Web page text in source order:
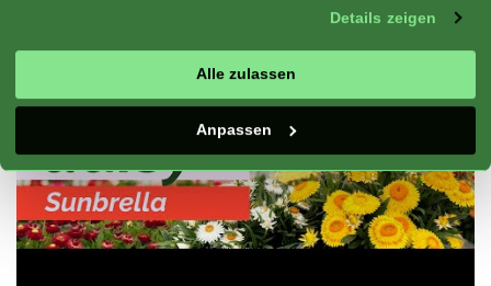
Details zeigen
Alle zulassen
Anpassen